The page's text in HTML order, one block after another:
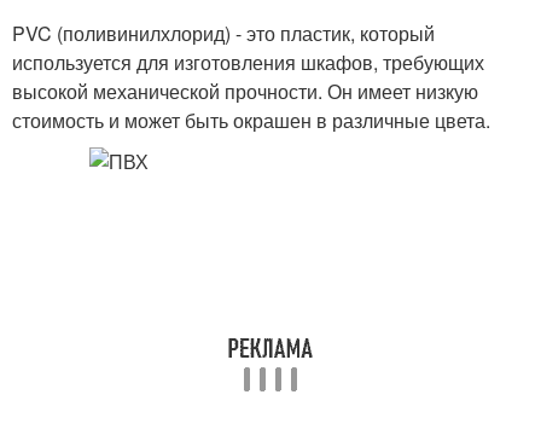
PVC (поливинилхлорид) - это пластик, который
используется для изготовления шкафов, требующих
высокой механической прочности. Он имеет низкую
стоимость и может быть окрашен в различные цвета.